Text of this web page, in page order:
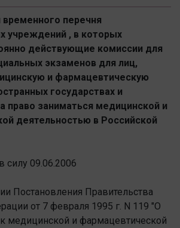
перечня
учреждений , в которых
действующие комиссии для
экзаменов для лиц,
и фармацевтическую
государствах и
право заниматься медицинской и
деятельностью в Российской
силу 09.06.2006
Постановления Правительства
от 7 февраля 1995 г. N 119 "О
медицинской и фармацевтической